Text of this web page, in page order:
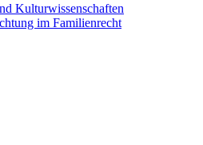
Kulturwissenschaften
im Familienrecht